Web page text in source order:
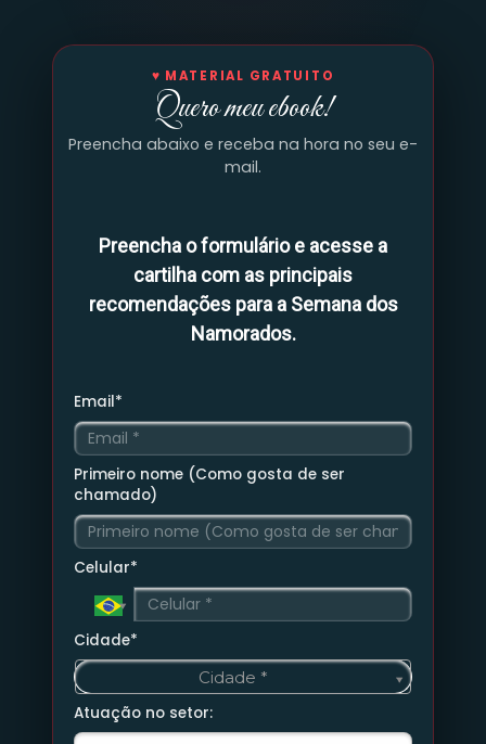
♥ MATERIAL GRATUITO
Quero meu ebook!
Preencha abaixo e receba na hora no seu e-
mail.
Preencha o formulário e acesse a
cartilha com as principais
recomendações para a Semana dos
Namorados.
Email*
Primeiro nome (Como gosta de ser
chamado)
Celular*
Cidade*
Cidade *
C
i
d
a
Atuação no setor: